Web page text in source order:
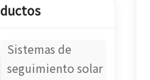
Sistemas de
seguimiento solar